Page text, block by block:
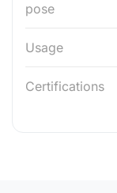
pose
Usage
Certifications